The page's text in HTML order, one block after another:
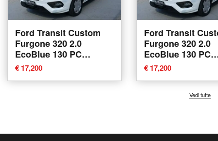
Ford Transit Custom
Furgone 320 2.0
EcoBlue 130 PC
Furgone Trend del 2023
usata a Desenzano del
Garda
€ 17,200
Ford Transit
Furgone 320 2.0
EcoBlue 130 PC
Furgone Trend
usata a
Garda
€ 17,200
Vedi tutte